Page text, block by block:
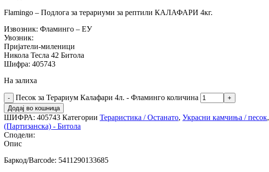
Flamingo – Подлога за терариуми за рептили КАЛАФАРИ 4кг.
Извозник: Фламинго – ЕУ
Увозник:
Пријатели-миленици
Никола Тесла 42 Битола
Шифра: 405743
На залиха
Песок за Терариум Калафари 4л. - Фламинго количина
Додај во кошница
ШИФРА: 405743 Категории Тераристика / Останато, Украсни камчиња / песок,
(Партизанска) - Битола
Сподели:
Опис
Баркод/Barcode: 5411290133685